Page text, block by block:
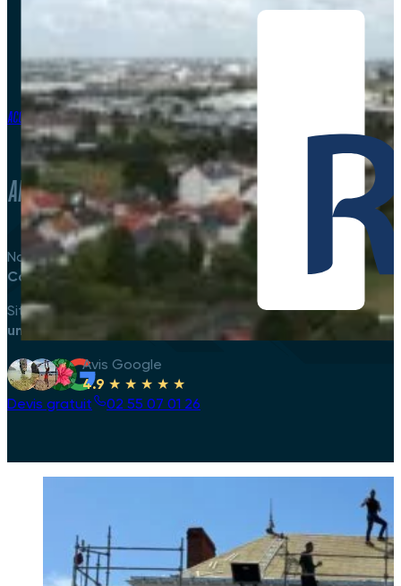
Artisan couvreur à Saint Herblain
Accueil-Pages locales-Couvreur Saint Herblain
Notre entreprise est spécialisée dans les travaux de
Couverture Pro Ouest
se fera un plaisir de vous
Située à
Couverture Pro Ouests’engage à
une fuite
remplacer des tuilesendommagées, ou de
Avis Google
4.9 ★ ★ ★ ★ ★
Devis gratuit
02 55 07 01 26